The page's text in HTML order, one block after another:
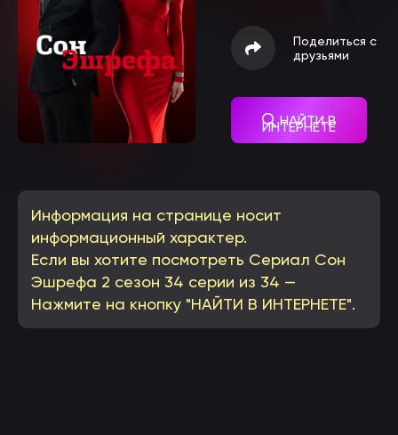
Поделиться с
друзьями
НАЙТИ В
ИНТЕРНЕТЕ
Информация на странице носит
информационный характер.
Если вы хотите посмотреть Сериал Сон
Эшрефа 2 сезон 34 серии из 34 —
Нажмите на кнопку "НАЙТИ В ИНТЕРНЕТЕ".